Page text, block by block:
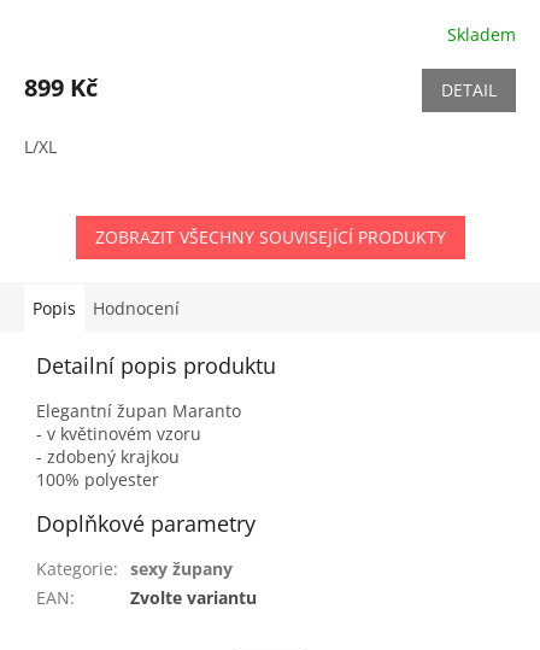
Skladem
899 Kč DETAIL
L/XL
ZOBRAZIT VŠECHNY SOUVISEJÍCÍ PRODUKTY
Popis Hodnocení
Detailní popis produktu
Elegantní župan Maranto
- v květinovém vzoru
- zdobený krajkou
100% polyester
Doplňkové parametry
Kategorie: sexy župany
EAN: Zvolte variantu